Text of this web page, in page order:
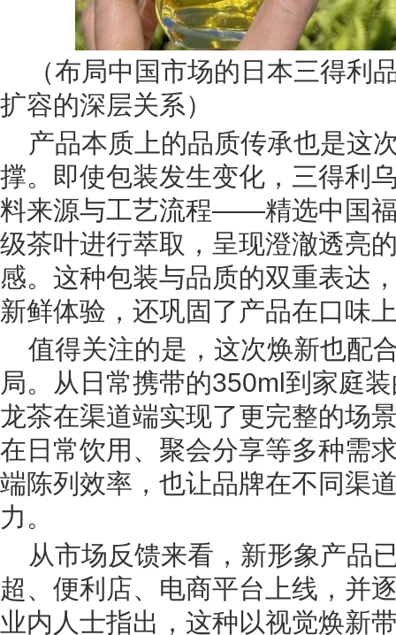
（布局中国市场的日本三得利
扩容的深层关系）
产品本质上的品质传承也是这
撑。即使包装发生变化，三得利
料来源与工艺流程——精选中国
级茶叶进行萃取，呈现澄澈透亮
感。这种包装与品质的双重表达
新鲜体验，还巩固了产品在口味
值得关注的是，这次焕新也配
局。从日常携带的350ml到家庭
龙茶在渠道端实现了更完整的场
在日常饮用、聚会分享等多种需
端陈列效率，也让品牌在不同渠
力。
从市场反馈来看，新形象产品
超、便利店、电商平台上线，并
业内人士指出，这种以视觉焕新